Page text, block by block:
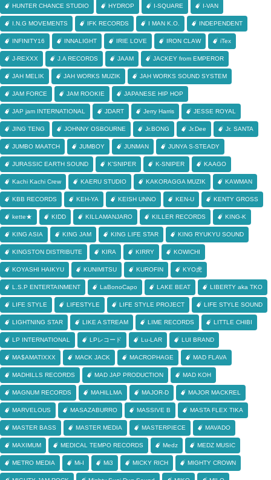
HUNTER CHANCE STUDIO HYDROP I-SQUARE I-VAN
I.N.G MOVEMENTS IFK RECORDS I MAN K.O. INDEPENDENT
INFINITY16 INNALIGHT IRIE LOVE IRON CLAW iTex
J-REXXX J.A RECORDS JAAM JACKEY from EMPEROR
JAH MELIK JAH WORKS MUZIK JAH WORKS SOUND SYSTEM
JAM FORCE JAM ROOKIE JAPANESE HIP HOP
JAP jam INTERNATIONAL JDART Jerry Harris JESSE ROYAL
JING TENG JOHNNY OSBOURNE Jr.BONG Jr.Dee Jr. SANTA
JUMBO MAATCH JUMBOY JUNMAN JUNYA S-STEADY
JURASSIC EARTH SOUND K'SNIPER K-SNIPER KAAGO
Kachi Kachi Crew KAERU STUDIO KAKORAGGA MUZIK KAWMAN
KBB RECORDS KEH-YA KEISH UNNO KEN-U KENTY GROSS
kette★ KIDD KILLAMANJARO KILLER RECORDS KING-K
KING ASIA KING JAM KING LIFE STAR KING RYUKYU SOUND
KINGSTON DISTRIBUTE KIRA KIRRY KOWICHI
KOYASHI HAIKYU KUNIMITSU KUROFIN KYO虎
L.S.P ENTERTAINMENT LaBonoCapo LAKE BEAT LIBERTY aka TKO
LIFE STYLE LIFESTYLE LIFE STYLE PROJECT LIFE STYLE SOUND
LIGHTNING STAR LIKE A STREAM LIME RECORDS LITTLE CHIBI
LP INTERNATIONAL LPレコード Lu-LAR LUI BRAND
MA$AMATIXXX MACK JACK MACROPHAGE MAD FLAVA
MADHILLS RECORDS MAD JAP PRODUCTION MAD KOH
MAGNUM RECORDS MAHILLMA MAJOR-D MAJOR MACKREL
MARVELOUS MASAZABURRO MASSIVE B MASTA FLEX TIKA
MASTER BASS MASTER MEDIA MASTERPIECE MAVADO
MAXIMUM MEDICAL TEMPO RECORDS Medz MEDZ MUSIC
METRO MEDIA Mi-I Mi3 MICKY RICH MIGHTY CROWN